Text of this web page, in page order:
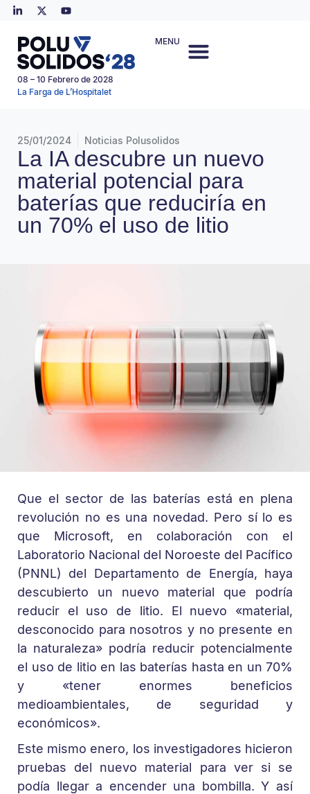
08 – 10 Febrero de 2028
La Farga de L’Hospitalet
MENU
25/01/2024 Noticias Polusolidos
La IA descubre un nuevo
material potencial para
baterías que reduciría en
un 70% el uso de litio
Que el sector de las baterías está en plena
revolución no es una novedad. Pero sí lo es
que Microsoft, en colaboración con el
Laboratorio Nacional del Noroeste del Pacífico
(PNNL) del Departamento de Energía, haya
descubierto un nuevo material que podría
reducir el uso de litio. El nuevo «material,
desconocido para nosotros y no presente en
la naturaleza» podría reducir potencialmente
el uso de litio en las baterías hasta en un 70%
y «tener enormes beneficios
medioambientales, de seguridad y
económicos».
Este mismo enero, los investigadores hicieron
pruebas del nuevo material para ver si se
podía llegar a encender una bombilla. Y así